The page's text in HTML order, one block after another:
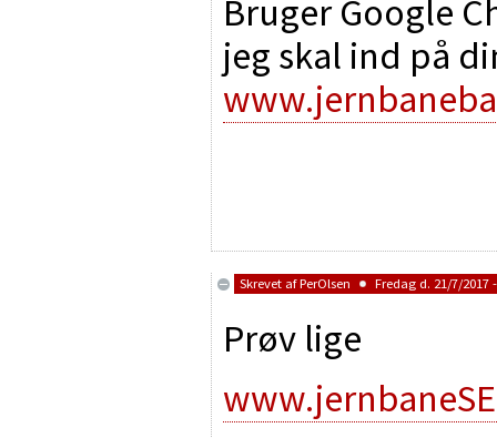
Bruger Google
jeg skal ind på
Skrevet afPerOlsen Fredag d. 21/7/2017
Prøv lige